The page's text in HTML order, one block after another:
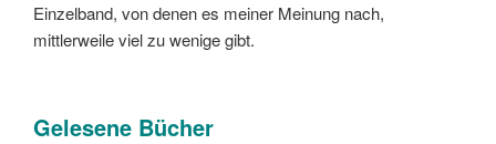
Einzelband, von denen es meiner Meinung nach,
mittlerweile viel zu wenige gibt.
Gelesene Bücher